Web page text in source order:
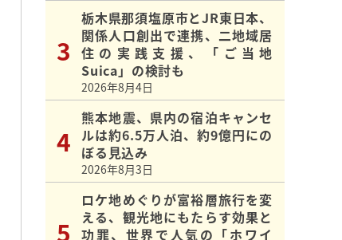
栃木県那須塩原市とJR東日本、
関係人口創出で連携、二地域居
住の実践支援、「ご当地
Suica」の検討も
2026年8月4日
熊本地震、県内の宿泊キャンセ
ルは約6.5万人泊、約9億円にの
ぼる見込み
2026年8月3日
ロケ地めぐりが富裕層旅行を変
える、観光地にもたらす効果と
功罪、世界で人気の「ホワイ